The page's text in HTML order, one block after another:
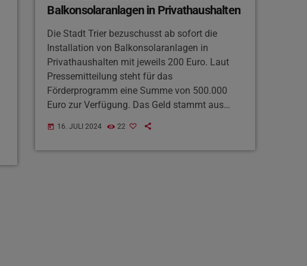
Balkonsolaranlagen in Privathaushalten
Die Stadt Trier bezuschusst ab sofort die
Installation von Balkonsolaranlagen in
Privathaushalten mit jeweils 200 Euro. Laut
Pressemitteilung steht für das
Förderprogramm eine Summe von 500.000
Euro zur Verfügung. Das Geld stammt aus
Landesregierung aufgelegten Kommunalen
Investitionsprogramm Klimaschutz und
today 16. JULI 2024 22